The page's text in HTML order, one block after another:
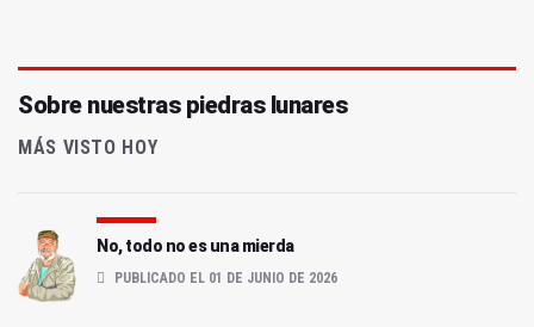
Sobre nuestras piedras lunares
MÁS VISTO HOY
No, todo no es una mierda
PUBLICADO EL 01 DE JUNIO DE 2026